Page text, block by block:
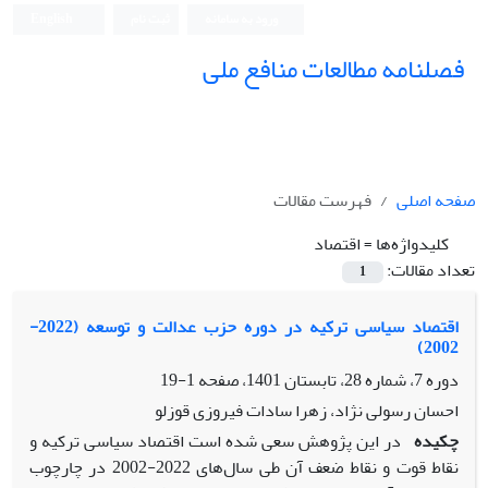
فصلنامه مطالعات منافع ملی
صفحه اصلی
فهرست مقالات
کلیدواژه‌ها =اقتصاد
تعداد مقالات:
1
اقتصاد سیاسی ترکیه در دوره حزب عدالت و توسعه (2022-
2002)
دوره 7، شماره 28، تابستان 1401، صفحه
1-19
احسان رسولی نژاد، زهرا سادات فیروزی قوزلو
چکیده در این پژوهش سعی شده ‌است اقتصاد سیاسی ترکیه و
نقاط قوت و نقاط ضعف آن طی سال‌های 2022-2002 در چارچوب